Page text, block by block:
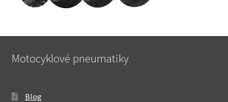
Motocyklové pneumatiky
Blog